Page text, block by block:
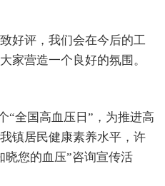
好评，我们会在今后的工
家营造一个良好的氛围。
“全国高血压日”，为推进高
镇居民健康素养水平，许
晓您的血压”咨询宣传活